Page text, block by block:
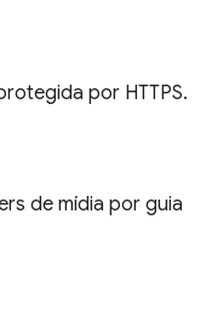
por HTTPS.
de mídia por guia